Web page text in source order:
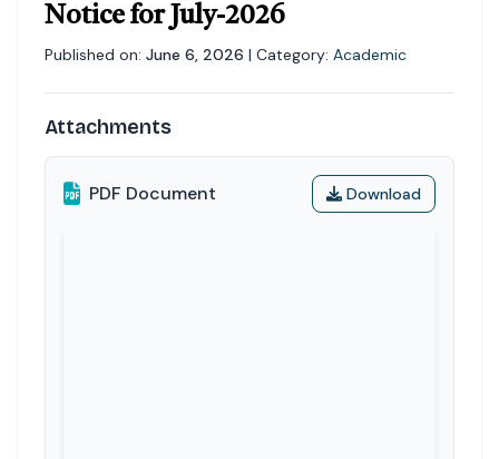
Notice for July-2026
Published on: June 6, 2026 | Category: Academic
Attachments
PDF Document Download